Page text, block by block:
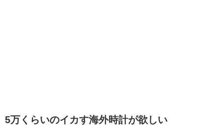
5万くらいのイカす海外時計が欲しい